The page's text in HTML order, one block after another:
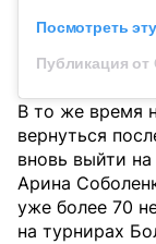
Посмотреть
В то же время
вернуться
вновь выйти
Арина
уже более 70
на турнирах